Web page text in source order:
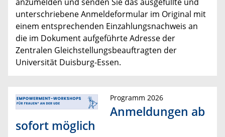
unterschriebene Anmeldeformular im Original mit
einem entsprechenden Einzahlungsnachweis an
die im Dokument aufgeführte Adresse der
Zentralen Gleichstellungsbeauftragten der
Universität Duisburg-Essen.
Programm 2026
Anmeldungen ab
sofort möglich